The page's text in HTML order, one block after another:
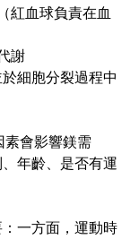
紅血球負責在血
謝
細胞分裂過程中
素會影響鎂需
年齡、是否有運
一方面，運動時